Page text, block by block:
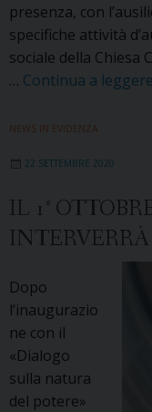
presenza, con
specifiche attività
sociale della
… Continua a leggere
NEWS IN EVIDENZA
22 SETTEMBRE 2020
IL 1°
Dopo
l’inaugurazio
ne con il
«Dialogo
sulla natura
del potere»